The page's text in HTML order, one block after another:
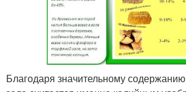
Благодаря значительному